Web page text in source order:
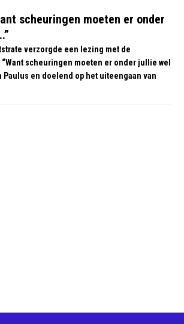
scheuringen moeten er onder
verzorgde een lezing met de
scheuringen moeten er onder jullie wel
Paulus en doelend op het uiteengaan van